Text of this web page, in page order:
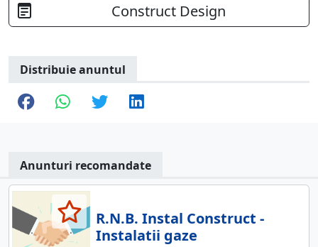
Construct Design
Distribuie anuntul
Anunturi recomandate
R.N.B. Instal Construct -
Instalatii gaze